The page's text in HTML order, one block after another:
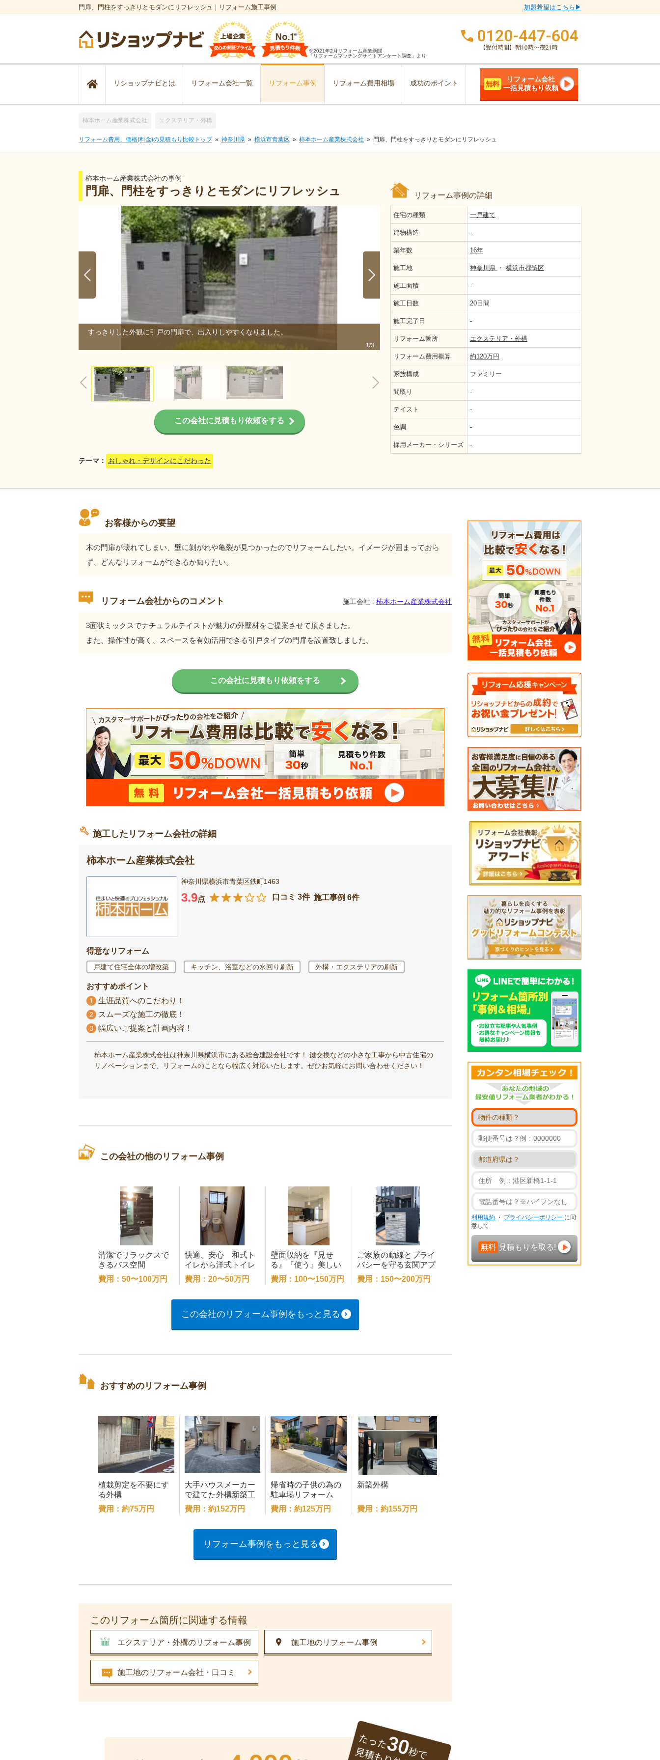
門扉、門柱をすっきりとモダンにリフレッシュ｜リフォーム施工事例 加盟希望はこちら▶
※2021年2月リフォーム産業新聞
「リフォームマッチングサイトアンケート調査」より
リショップナビとは リフォーム会社一覧 リフォーム事例 リフォーム費用相場 成功のポイント 無料
リフォーム会社
一括見積もり依頼
柿本ホーム産業株式会社 エクステリア・外構
リフォーム費用、価格(料金)の見積もり比較トップ 神奈川県 横浜市青葉区 柿本ホーム産業株式会社 門扉、門柱をすっきりとモダンにリフレッシュ
柿本ホーム産業株式会社の事例
門扉、門柱をすっきりとモダンにリフレッシュ リフォーム事例の詳細
すっきりした外観に引戸の門扉で、出入りしやすくなりました。
1/3
施工前です。外壁の剥離が目立ちます。
この会社に見積もり依頼をする
住宅の種類 一戸建て
建物構造 -
築年数 16年
施工地 神奈川県 ・ 横浜市都筑区
施工面積 -
施工日数 20日間
施工完了日 -
リフォーム箇所 エクステリア・外構
リフォーム費用概算 約120万円
家族構成 ファミリー
間取り -
テイスト -
色調 -
採用メーカー・シリーズ -
テーマ： おしゃれ・デザインにこだわった
お客様からの要望
木の門扉が壊れてしまい、壁に剝がれや亀裂が見つかったのでリフォームしたい。イメージが固まっておら
ず、どんなリフォームができるか知りたい。
リフォーム会社からのコメント 施工会社 : 柿本ホーム産業株式会社
3面状ミックスでナチュラルテイストが魅力の外壁材をご提案させて頂きました。
また、操作性が高く、スペースを有効活用できる引戸タイプの門扉を設置致しました。
この会社に見積もり依頼をする
施工したリフォーム会社の詳細
柿本ホーム産業株式会社
神奈川県横浜市青葉区鉄町1463
3.9点 口コミ 3件 施工事例 6件
得意なリフォーム
戸建て住宅全体の増改築 キッチン、浴室などの水回り刷新 外構・エクステリアの刷新
おすすめポイント
1 生涯品質へのこだわり！
2 スムーズな施工の徹底！
3 幅広いご提案と計画内容！
柿本ホーム産業株式会社は神奈川県横浜市にある総合建設会社です！ 鍵交換などの小さな工事から中古住宅の
リノベーションまで、リフォームのことなら幅広く対応いたします。ぜひお気軽にお問い合わせください！
この会社の他のリフォーム事例
清潔でリラックスで
きるバス空間
費用：50〜100万円
快適、安心 和式ト
イレから洋式トイレ
へリフォーム
費用：20〜50万円
壁面収納を『見せ
る』『使う』美しい
キッチン
費用：100〜150万円
ご家族の動線とプライ
バシーを守る玄関アプ
ローチ
費用：150〜200万円
この会社のリフォーム事例をもっと見る
おすすめのリフォーム事例
植栽剪定を不要にす
る外構
費用：約75万円
大手ハウスメーカー
で建てた外構新築工
事
費用：約152万円
帰省時の子供の為の
駐車場リフォーム
費用：約125万円
新築外構
費用：約155万円
リフォーム事例をもっと見る
このリフォーム箇所に関連する情報
エクステリア・外構のリフォーム事例 施工地のリフォーム事例
施工地のリフォーム会社・口コミ
利用規約 ・ プライバシーポリシー に同
意して
無料 見積もりを取る!